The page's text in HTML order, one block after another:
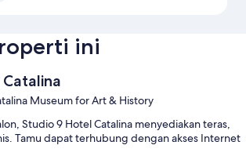
ini
Museum for Art & History
Studio 9 Hotel Catalina menyediakan teras,
Tamu dapat terhubung dengan akses Internet